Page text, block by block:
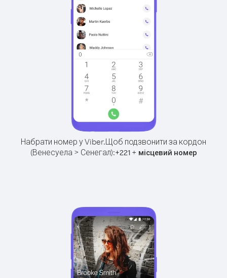
Набрати номер у Viber.Щоб подзвонити за кордон
(Венесуела > Сенегал):+221+ місцевий номер